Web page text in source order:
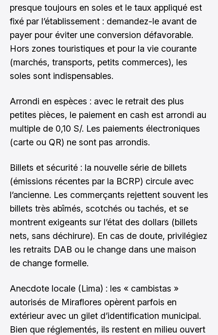
presque toujours en soles et le taux appliqué est
fixé par l’établissement : demandez-le avant de
payer pour éviter une conversion défavorable.
Hors zones touristiques et pour la vie courante
(marchés, transports, petits commerces), les
soles sont indispensables.
Arrondi en espèces : avec le retrait des plus
petites pièces, le paiement en cash est arrondi au
multiple de 0,10 S/. Les paiements électroniques
(carte ou QR) ne sont pas arrondis.
Billets et sécurité : la nouvelle série de billets
(émissions récentes par la BCRP) circule avec
l’ancienne. Les commerçants rejettent souvent les
billets très abîmés, scotchés ou tachés, et se
montrent exigeants sur l’état des dollars (billets
nets, sans déchirure). En cas de doute, privilégiez
les retraits DAB ou le change dans une maison
de change formelle.
Anecdote locale (Lima) : les « cambistas »
autorisés de Miraflores opèrent parfois en
extérieur avec un gilet d’identification municipal.
Bien que réglementés, ils restent en milieu ouvert